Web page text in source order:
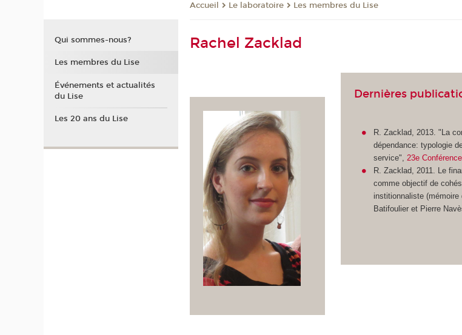
Accueil Le laboratoire Les membres du Lise
Rachel Zacklad
Dernières
R. Zacklad, 2013. "La
dépendance: typologie
service",23e
R. Zacklad, 2011. Le
comme objectif de
institionnaliste
Batifoulier et Pierre
Qui sommes-nous?
Les membres du Lise
Événements et actualités
du Lise
Les 20 ans du Lise